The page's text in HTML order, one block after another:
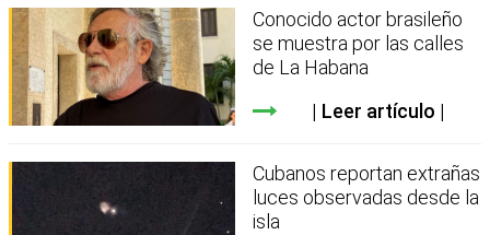
Conocido actor brasileño
se muestra por las calles
de La Habana
Leer artículo
Cubanos reportan extrañas
luces observadas desde la
isla